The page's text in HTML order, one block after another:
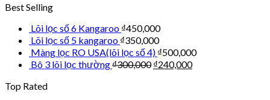
Best Selling
Lõi lọc số 6 Kangaroo ₫450,000
Lõi lọc số 5 kangaroo ₫350,000
Màng lọc RO USA(lõi lọc số 4) ₫500,000
Bô 3 lõi lọc thường₫300,000 ₫240,000
Top Rated